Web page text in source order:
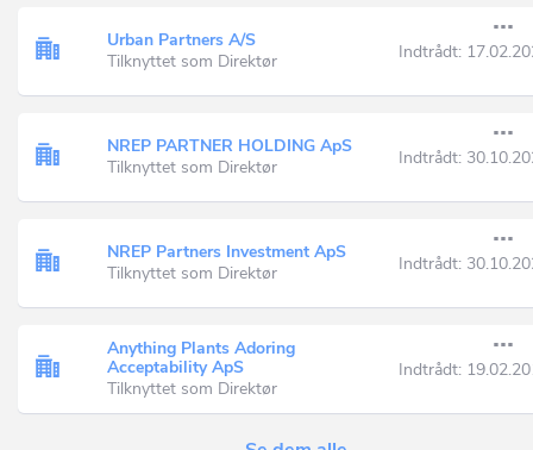
Urban Partners A/S
Tilknyttet som Direktør
Indtrådt:
NREP PARTNER HOLDING ApS
Tilknyttet som Direktør
Indtrådt:
NREP Partners Investment ApS
Tilknyttet som Direktør
Indtrådt:
Anything Plants Adoring
Acceptability ApS
Tilknyttet som Direktør
Indtrådt: